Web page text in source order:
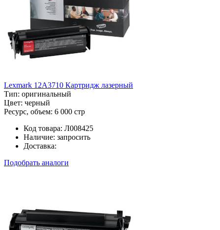
Lexmark 12A3710 Картридж лазерный
Тип: оригинальный
Цвет: черный
Ресурс, объем: 6 000 стр
Код товара: Л008425
Наличие: запросить
Доставка:
Подобрать аналоги